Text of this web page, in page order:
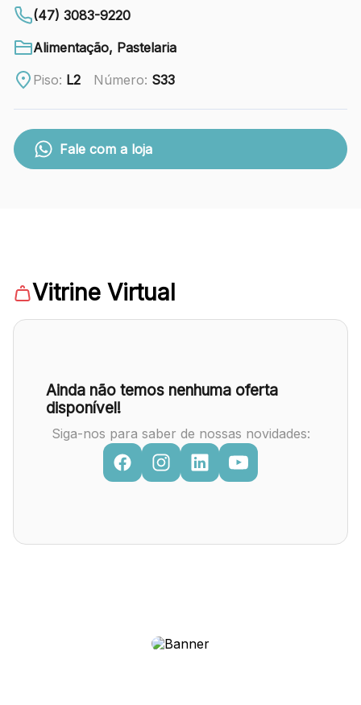
Ver local
Chamar Uber
(47) 3348-4609
(47) 3083-9220
Alimentação, Pastelaria
Piso: L2 Número: S33
Fale com a loja
Vitrine Virtual
Ainda não temos nenhuma oferta
disponível!
Siga-nos para saber de nossas novidades: